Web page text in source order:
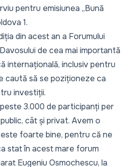
pentru emisiunea „Bună
1.
din acest an a Forumului
de cea mai importantă
internațională, inclusiv pentru
caută să se poziționeze ca
investiții.
3.000 de participanți per
cât și privat. Avem o
foarte bine, pentru că ne
stat în acest mare forum
Eugeniu Osmochescu, la